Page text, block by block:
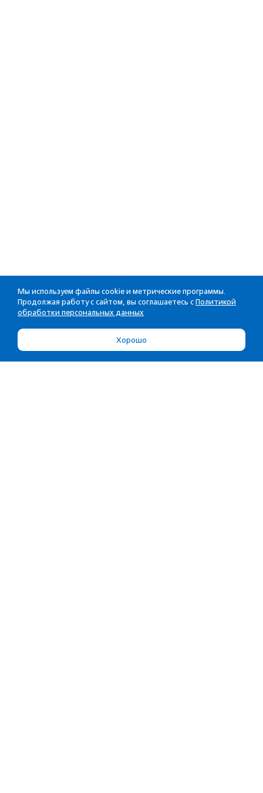
Мы используем файлы cookie и метрические программы.
Продолжая работу с сайтом, вы соглашаетесь с Политикой
обработки персональных данных
Хорошо